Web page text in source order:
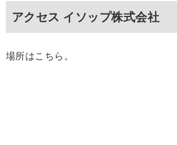
アクセス イソップ株式会社
場所はこちら。